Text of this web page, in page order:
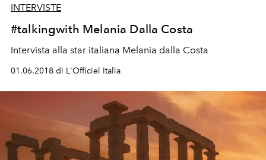
INTERVISTE
#talkingwith Melania Dalla Costa
Intervista alla star italiana Melania dalla Costa
01.06.2018 di L'Officiel Italia